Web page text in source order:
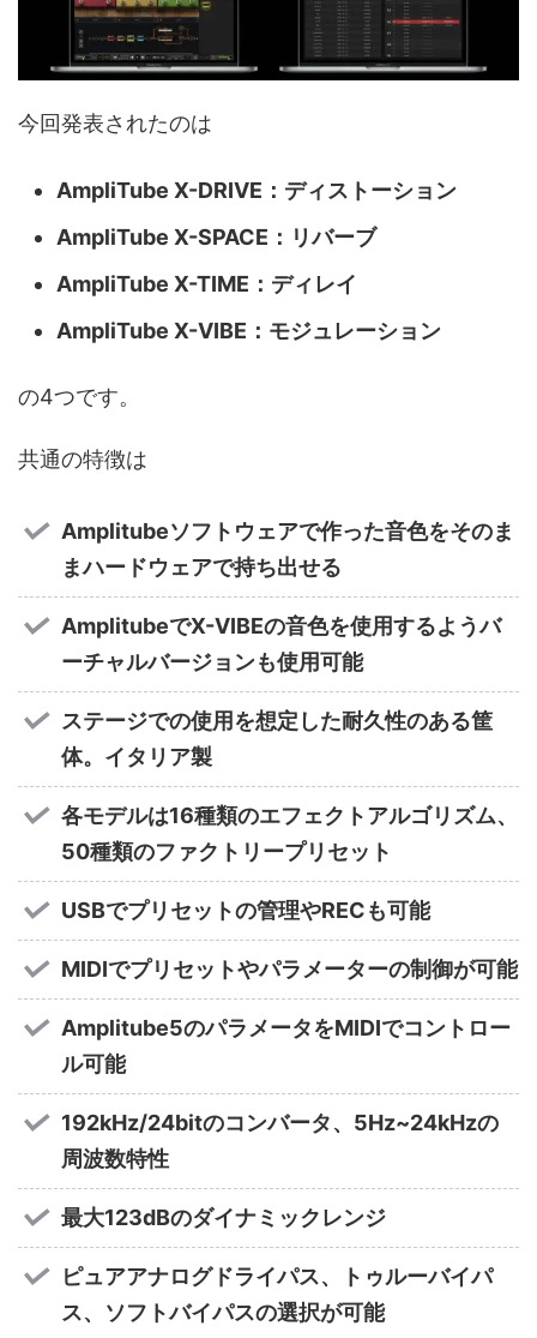
今回発表されたのは
AmpliTube X-DRIVE：ディストーション
AmpliTube X-SPACE：リバーブ
AmpliTube X-TIME：ディレイ
AmpliTube X-VIBE：モジュレーション
の4つです。
共通の特徴は
Amplitubeソフトウェアで作った音色をそのま
まハードウェアで持ち出せる
AmplitubeでX-VIBEの音色を使用するようバ
ーチャルバージョンも使用可能
ステージでの使用を想定した耐久性のある筐
体。イタリア製
各モデルは16種類のエフェクトアルゴリズム、
50種類のファクトリープリセット
USBでプリセットの管理やRECも可能
MIDIでプリセットやパラメーターの制御が可能
Amplitube5のパラメータをMIDIでコントロー
ル可能
192kHz/24bitのコンバータ、5Hz~24kHzの
周波数特性
最大123dBのダイナミックレンジ
ピュアアナログドライパス、トゥルーバイパ
ス、ソフトバイパスの選択が可能